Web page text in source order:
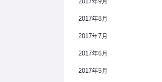
2017年8月
2017年7月
2017年6月
2017年5月